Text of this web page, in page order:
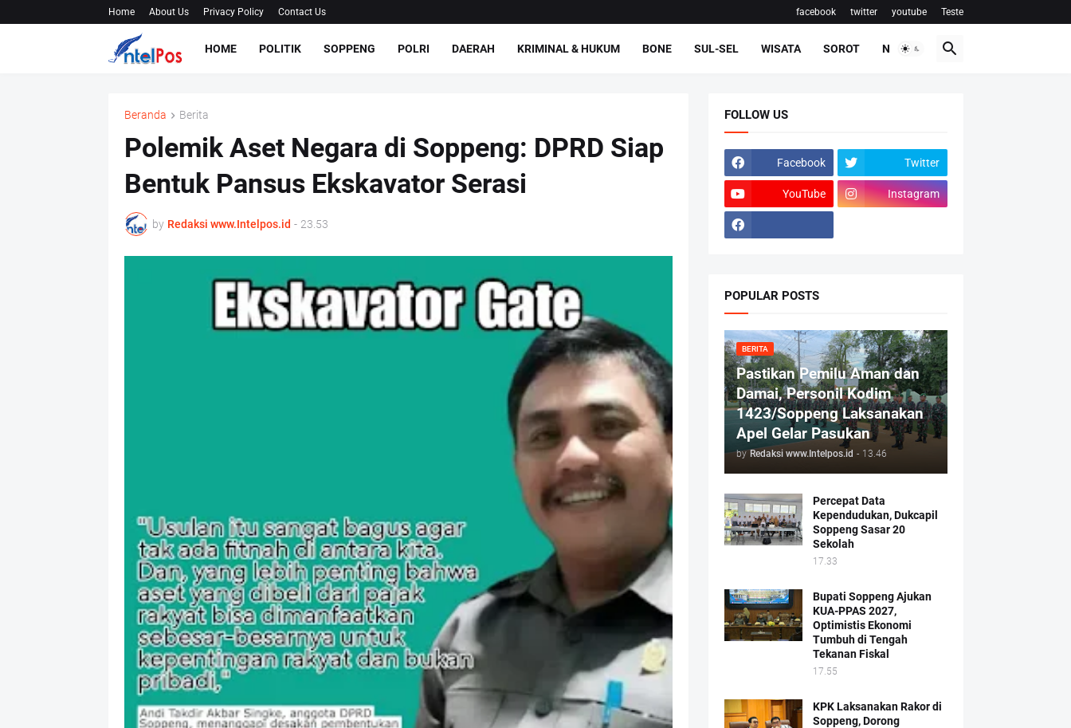
Home About Us Privacy Policy Contact Us facebook twitter youtube Teste
HOME POLITIK SOPPENG POLRI DAERAH KRIMINAL & HUKUM BONE SUL-SEL WISATA SOROT NASIONAL
Beranda Berita
Polemik Aset Negara di Soppeng: DPRD Siap
Bentuk Pansus Ekskavator Serasi
by Redaksi www.Intelpos.id - 23.53
FOLLOW US
Facebook Twitter
YouTube Instagram
POPULAR POSTS
BERITA
Pastikan Pemilu Aman dan
Damai, Personil Kodim
1423/Soppeng Laksanakan
Apel Gelar Pasukan
by Redaksi www.Intelpos.id - 13.46
Percepat Data
Kependudukan, Dukcapil
Soppeng Sasar 20
Sekolah
17.33
Bupati Soppeng Ajukan
KUA-PPAS 2027,
Optimistis Ekonomi
Tumbuh di Tengah
Tekanan Fiskal
17.55
KPK Laksanakan Rakor di
Soppeng, Dorong